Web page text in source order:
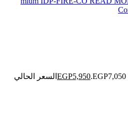
EGP5,950
السعر الحالي